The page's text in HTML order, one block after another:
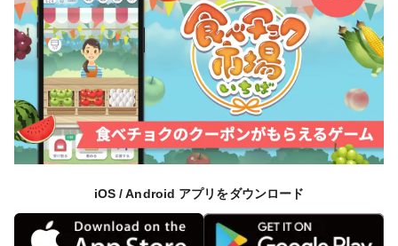
iOS / Android アプリをダウンロード